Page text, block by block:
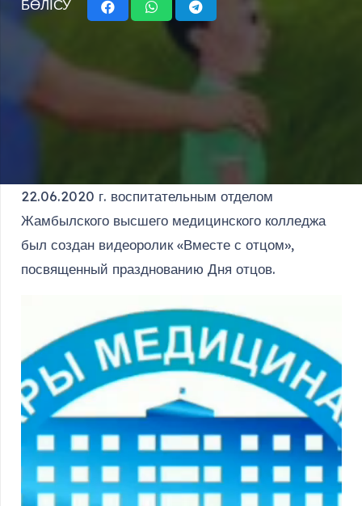
БӨЛІСУ
22.06.2020 г. воспитательным отделом
Жамбылского высшего медицинского колледжа
был создан видеоролик «Вместе с отцом»,
посвященный празднованию Дня отцов.